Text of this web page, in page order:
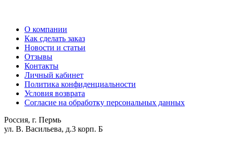
О компании
Как сделать заказ
Новости и статьи
Отзывы
Контакты
Личный кабинет
Политика конфиденциальности
Условия возврата
Согласие на обработку персональных данных
Россия, г. Пермь
ул. В. Васильева, д.3 корп. Б